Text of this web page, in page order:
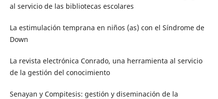
al servicio de las bibliotecas escolares
La estimulación temprana en niños (as) con el Síndrome de
Down
La revista electrónica Conrado, una herramienta al servicio
de la gestión del conocimiento
Senayan y Compitesis: gestión y diseminación de la